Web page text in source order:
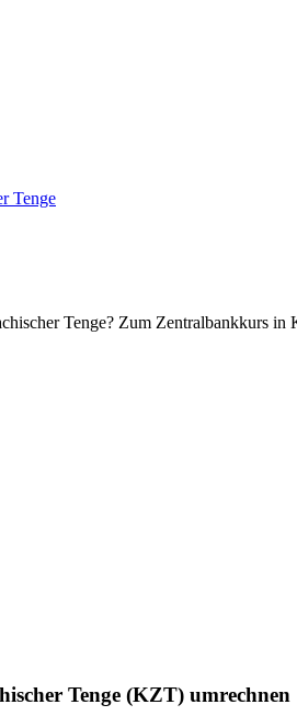
Tenge
Tenge? Zum Zentralbankkurs in
Tenge (KZT) umrechnen